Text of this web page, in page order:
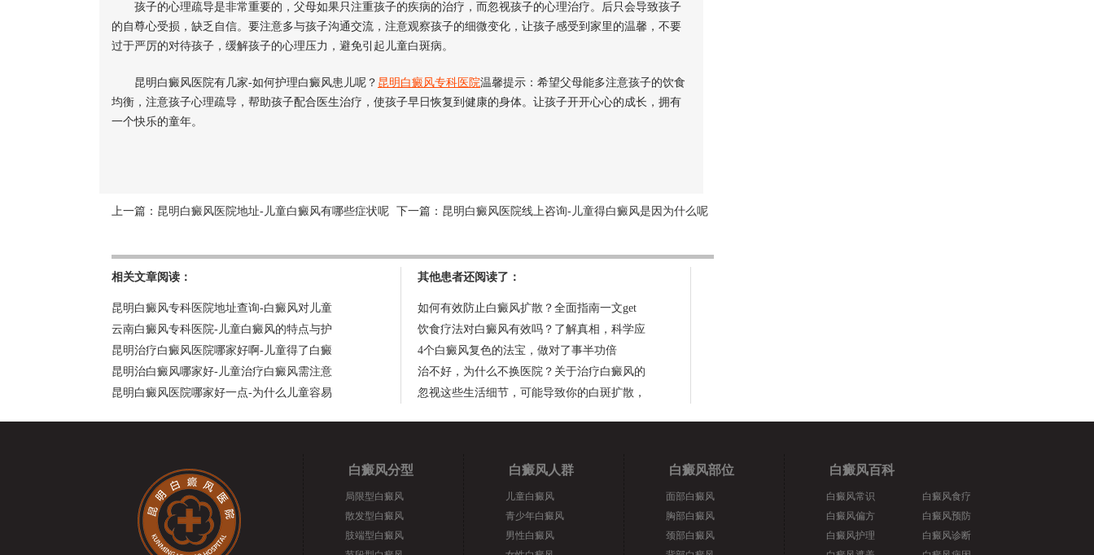
孩子的心理疏导是非常重要的，父母如果只注重孩子的疾病的治疗，而忽视孩子的心理治疗。后只会导致孩子
的自尊心受损，缺乏自信。要注意多与孩子沟通交流，注意观察孩子的细微变化，让孩子感受到家里的温馨，不要
过于严厉的对待孩子，缓解孩子的心理压力，避免引起儿童白斑病。
昆明白癜风医院有几家-如何护理白癜风患儿呢？ 昆明白癜风专科医院温馨提示：希望父母能多注意孩子的饮食
均衡，注意孩子心理疏导，帮助孩子配合医生治疗，使孩子早日恢复到健康的身体。让孩子开开心心的成长，拥有
一个快乐的童年。
上一篇： 昆明白癜风医院地址-儿童白癜风有哪些症状呢 下一篇： 昆明白癜风医院线上咨询-儿童得白癜风是因为什么呢
相关文章阅读：
昆明白癜风专科医院地址查询-白癜风对儿童
云南白癜风专科医院-儿童白癜风的特点与护
昆明治疗白癜风医院哪家好啊-儿童得了白癜
昆明治白癜风哪家好-儿童治疗白癜风需注意
昆明白癜风医院哪家好一点-为什么儿童容易
其他患者还阅读了：
如何有效防止白癜风扩散？全面指南一文get
饮食疗法对白癜风有效吗？了解真相，科学应
4个白癜风复色的法宝，做对了事半功倍
治不好，为什么不换医院？关于治疗白癜风的
忽视这些生活细节，可能导致你的白斑扩散，
白癜风分型
局限型白癜风
散发型白癜风
肢端型白癜风
白癜风人群
儿童白癜风
青少年白癜风
男性白癜风
白癜风部位
面部白癜风
胸部白癜风
颈部白癜风
白癜风百科
白癜风常识
白癜风偏方
白癜风护理
白癜风食疗
白癜风预防
白癜风诊断